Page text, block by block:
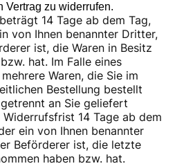
Vertrag zu widerrufen.
14 Tage ab dem Tag,
von Ihnen benannter Dritter,
ist, die Waren in Besitz
hat. Im Falle eines
Waren, die Sie im
Bestellung bestellt
an Sie geliefert
14 Tage ab dem
ein von Ihnen benannter
Beförderer ist, die letzte
haben bzw. hat.